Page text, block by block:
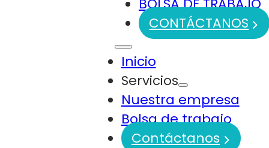
BOLSA DE TRABAJO
CONTÁCTANOS
Inicio
Servicios
Nuestra empresa
Bolsa de trabajo
Contáctanos